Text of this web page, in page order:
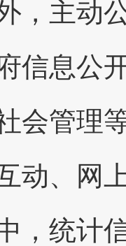
，主动
信息公
会管理
动、网
，统计